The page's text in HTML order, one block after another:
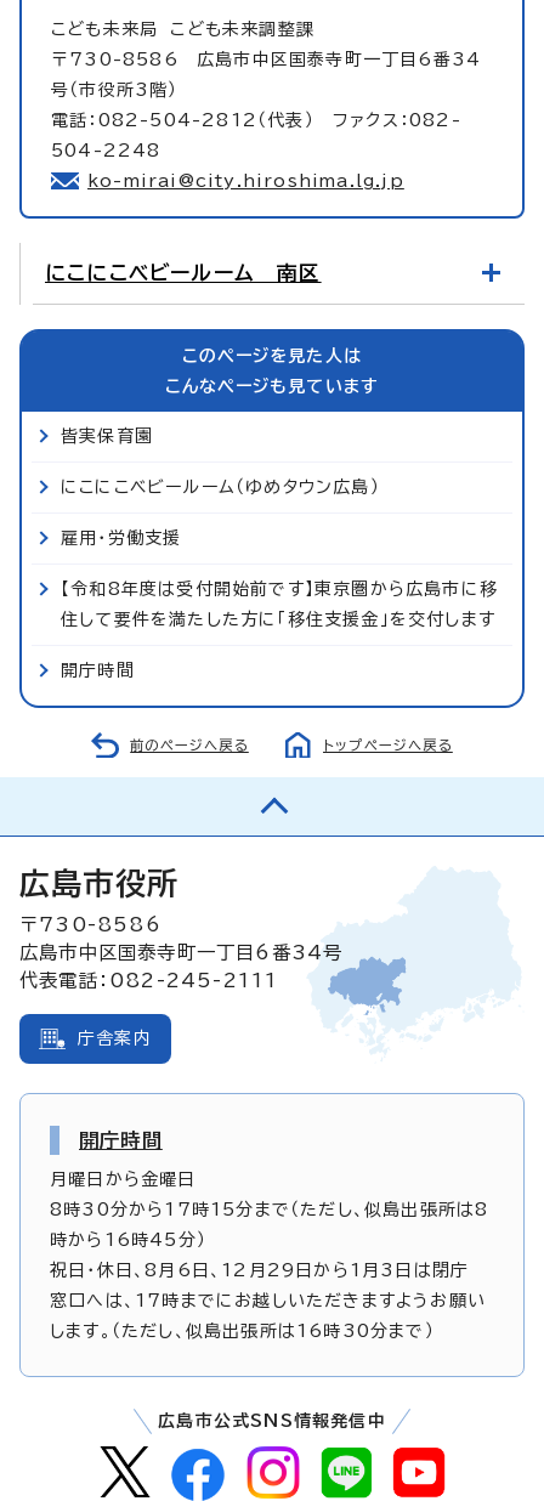
こども未来局 こども未来調整課
〒730-8586 広島市中区国泰寺町一丁目6番34
号（市役所3階）
電話：082-504-2812（代表） ファクス：082-
504-2248
ko-mirai@city.hiroshima.lg.jp
にこにこベビールーム 南区
このページを見た人は
こんなページも見ています
皆実保育園
にこにこベビールーム（ゆめタウン広島）
雇用・労働支援
【令和8年度は受付開始前です】東京圏から広島市に移
住して要件を満たした方に「移住支援金」を交付します
開庁時間
前のページへ戻る トップページへ戻る
広島市役所
〒730-8586
広島市中区国泰寺町一丁目6番34号
代表電話：082-245-2111
庁舎案内
開庁時間
月曜日から金曜日
8時30分から17時15分まで（ただし、似島出張所は8
時から16時45分）
祝日・休日、8月6日、12月29日から1月3日は閉庁
窓口へは、17時までにお越しいただきますようお願い
します。（ただし、似島出張所は16時30分まで）
広島市公式SNS情報発信中